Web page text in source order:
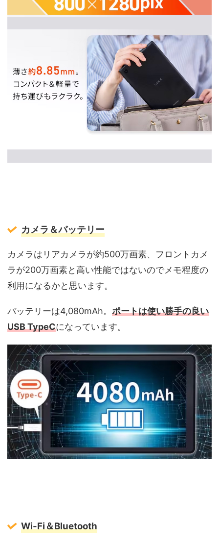
カメラ＆バッテリー
カメラはリアカメラが約500万画素、フロントカメ
ラが200万画素と高い性能ではないのでメモ程度の
利用になるかと思います。
バッテリーは4,080mAh。 ポートは使い勝手の良い
USB TypeCになっています。
Wi-Fi＆Bluetooth